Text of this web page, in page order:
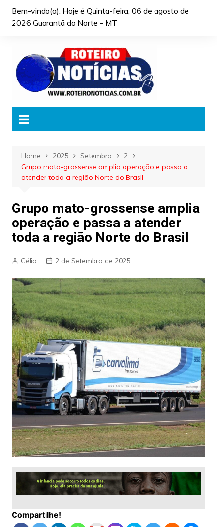
Bem-vindo(a). Hoje é Quinta-feira, 06 de agosto de
2026 Guarantã do Norte - MT
Home 2025 Setembro
2
Grupo mato-grossense amplia operação e passa a
atender toda a região Norte do Brasil
Grupo mato-grossense amplia
operação e passa a atender
toda a região Norte do Brasil
Célio 2 de Setembro de 2025
Compartilhe!